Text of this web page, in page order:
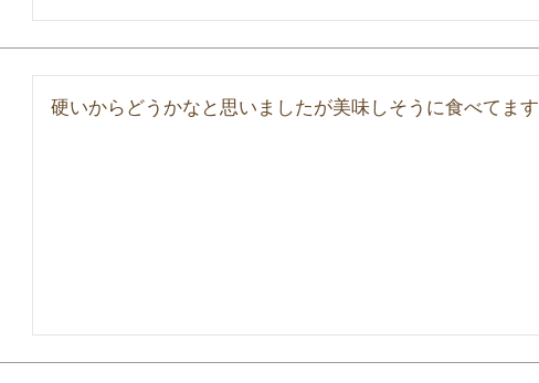
硬いからどうかなと思いましたが美味しそうに食べてます